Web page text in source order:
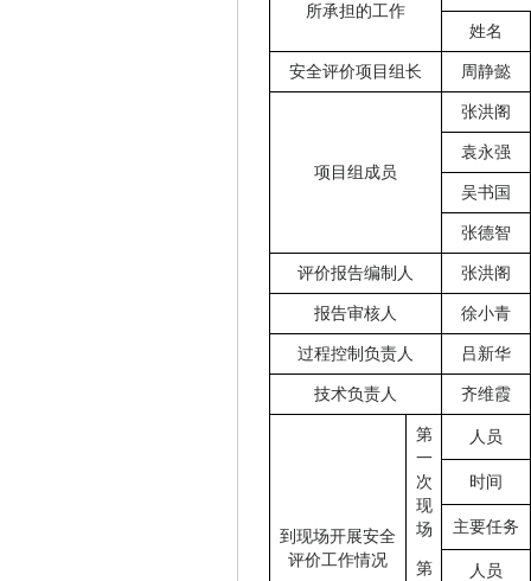
所承担的工作
姓名
安全评价项目组长 周静懿
项目组成员
张洪阁
袁永强
吴书国
张德智
评价报告编制人 张洪阁
报告审核人 徐小青
过程控制负责人 吕新华
技术负责人 齐维霞
到现场开展安全
评价工作情况
第
一
次
现
场
人员
时间
主要任务
第
人员